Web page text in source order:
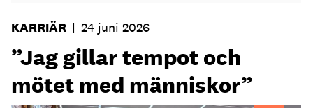
KARRIÄR | 24 juni 2026
”Jag gillar tempot och
mötet med människor”